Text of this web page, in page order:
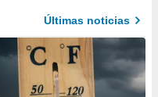
Últimas noticias